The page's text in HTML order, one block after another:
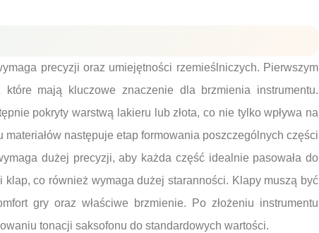
precyzji oraz umiejętności rzemieślniczych. Pierwszym
które mają kluczowe znaczenie dla brzmienia instrumentu.
pokryty warstwą lakieru lub złota, co nie tylko wpływa na
następuje etap formowania poszczególnych części
dużej precyzji, aby każda część idealnie pasowała do
co również wymaga dużej staranności. Klapy muszą być
gry oraz właściwe brzmienie. Po złożeniu instrumentu
tonacji saksofonu do standardowych wartości.